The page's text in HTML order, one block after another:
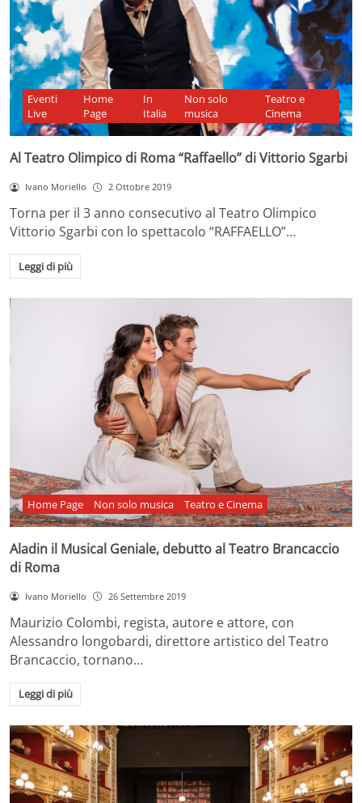
Eventi
Live
Home
Page
In
Italia
Non solo
musica
Teatro e
Cinema
Al Teatro Olimpico di Roma “Raffaello” di Vittorio Sgarbi
Ivano Moriello 2 Ottobre 2019
Torna per il 3 anno consecutivo al Teatro Olimpico
Vittorio Sgarbi con lo spettacolo “RAFFAELLO”…
Leggi di più
Home Page Non solo musica Teatro e Cinema
Aladin il Musical Geniale, debutto al Teatro Brancaccio
di Roma
Ivano Moriello 26 Settembre 2019
Maurizio Colombi, regista, autore e attore, con
Alessandro longobardi, direttore artistico del Teatro
Brancaccio, tornano…
Leggi di più